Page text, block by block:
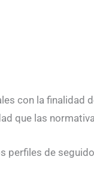
con la finalidad
que las
perfiles de